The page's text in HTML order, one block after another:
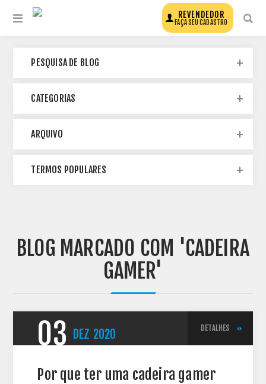
REVENDEDOR
FAÇA SEU CADASTRO
BLOG MARCADO COM 'CADEIRA
GAMER'
03 DEZ 2020 DETALHES
Por que ter uma cadeira gamer
PESQUISA DE BLOG
CATEGORIAS
ARQUIVO
TERMOS POPULARES